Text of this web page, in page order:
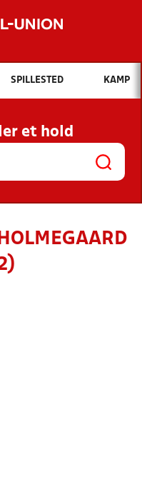
Hvad vil du søge efter?
OG NYHEDER
KLUBBER OG
SPILLESTED KAMP
et hold